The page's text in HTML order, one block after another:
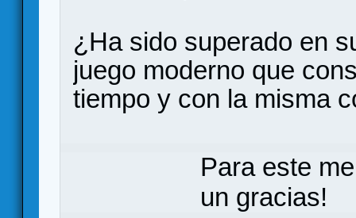
¿Ha sido superado en
juego moderno que
tiempo y con la misma
Para este
un gracias!